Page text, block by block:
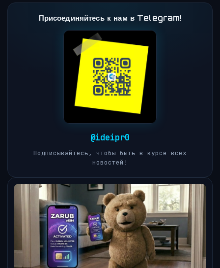
Присоединяйтесь к нам в Telegram!
@ideipr0
Подписывайтесь, чтобы быть в курсе всех
новостей!